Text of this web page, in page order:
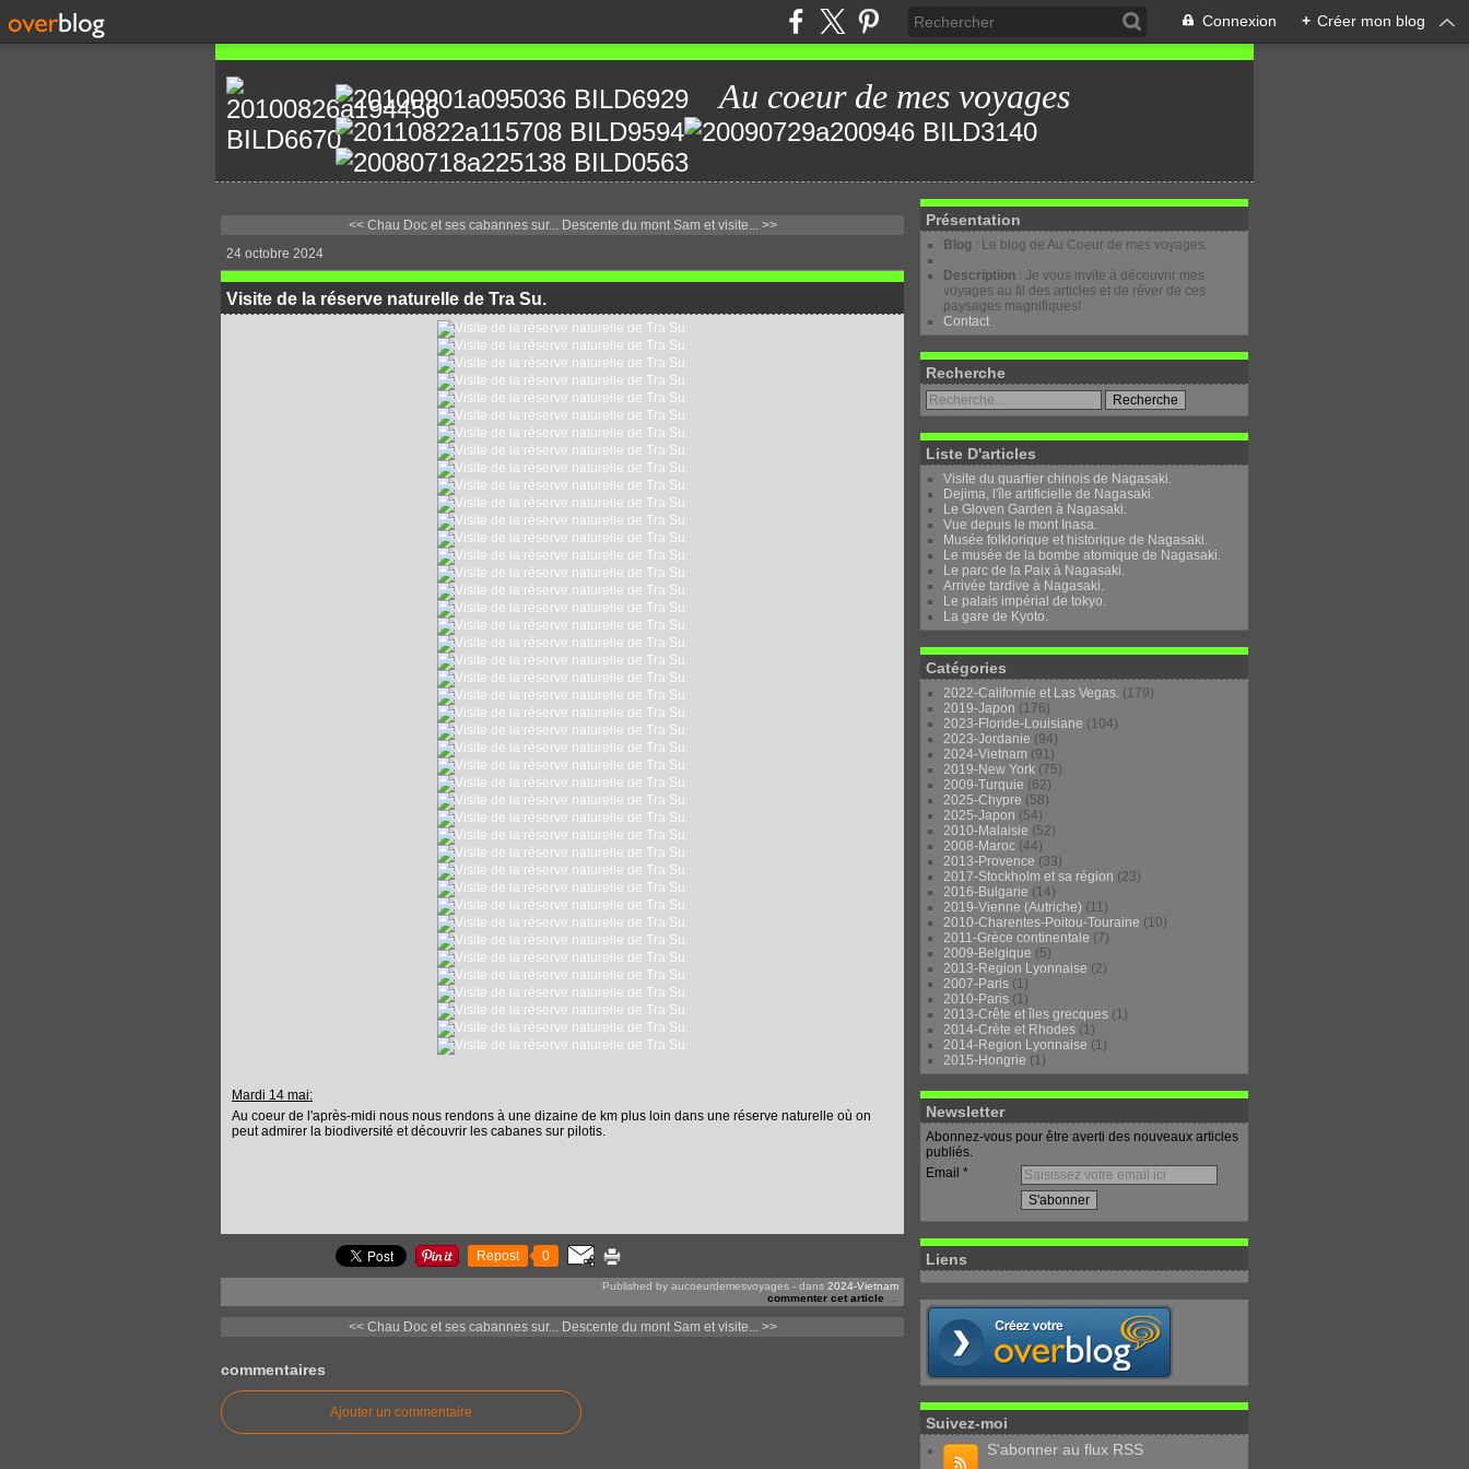
Connexion + Créer mon blog
Au coeur de mes voyages
<< Chau Doc et ses cabannes sur... Descente du mont Sam et visite... >>
24 octobre 2024
Visite de la réserve naturelle de Tra Su.
Mardi 14 mai:
Au coeur de l'après-midi nous nous rendons à une dizaine de km plus loin dans une réserve naturelle où on
peut admirer la biodiversité et découvrir les cabanes sur pilotis.
Repost 0
Published by aucoeurdemesvoyages - dans 2024-Vietnam
commenter cet article
<< Chau Doc et ses cabannes sur... Descente du mont Sam et visite... >>
commentaires
Ajouter un commentaire
Présentation
Blog : Le blog de Au Coeur de mes voyages.
Description : Je vous invite à découvrir mes
voyages au fil des articles et de rêver de ces
paysages magnifiques!
Contact
Recherche
Liste D'articles
Visite du quartier chinois de Nagasaki.
Dejima, l'île artificielle de Nagasaki.
Le Gloven Garden à Nagasaki.
Vue depuis le mont Inasa.
Musée folklorique et historique de Nagasaki.
Le musée de la bombe atomique de Nagasaki.
Le parc de la Paix à Nagasaki.
Arrivée tardive à Nagasaki.
Le palais impérial de tokyo.
La gare de Kyoto.
Catégories
2022-Californie et Las Vegas. (179)
2019-Japon (176)
2023-Floride-Louisiane (104)
2023-Jordanie (94)
2024-Vietnam (91)
2019-New York (75)
2009-Turquie (62)
2025-Chypre (58)
2025-Japon (54)
2010-Malaisie (52)
2008-Maroc (44)
2013-Provence (33)
2017-Stockholm et sa région (23)
2016-Bulgarie (14)
2019-Vienne (Autriche) (11)
2010-Charentes-Poitou-Touraine (10)
2011-Grèce continentale (7)
2009-Belgique (5)
2013-Region Lyonnaise (2)
2007-Paris (1)
2010-Paris (1)
2013-Crête et îles grecques (1)
2014-Crète et Rhodes (1)
2014-Region Lyonnaise (1)
2015-Hongrie (1)
Newsletter
Abonnez-vous pour être averti des nouveaux articles
publiés.
Email
Liens
Suivez-moi
S'abonner au flux RSS